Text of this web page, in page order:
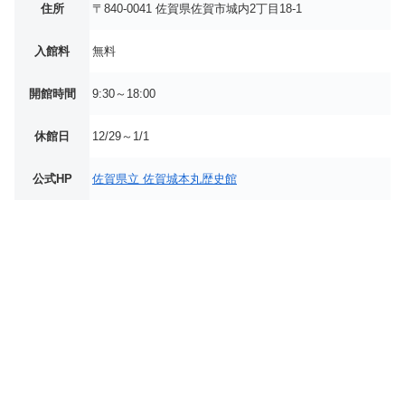
住所 〒840-0041 佐賀県佐賀市城内2丁目18-1
入館料 無料
開館時間 9:30～18:00
休館日 12/29～1/1
公式HP 佐賀県立 佐賀城本丸歴史館